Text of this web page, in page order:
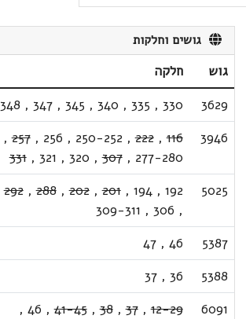
גושים וחלקות
גוש
חלקה
3629
330
,
335
,
340
,
345
,
347
,
348
3946
116
,
222
,
250-252
,
256
,
257
,
277-280
,
307
,
320
,
321
,
331
5025
192
,
194
,
201
,
202
,
288
,
292
,
306
,
309-311
5387
46
,
47
5388
36
,
37
6091
12-29
,
37
,
38
,
41-45
,
46
,